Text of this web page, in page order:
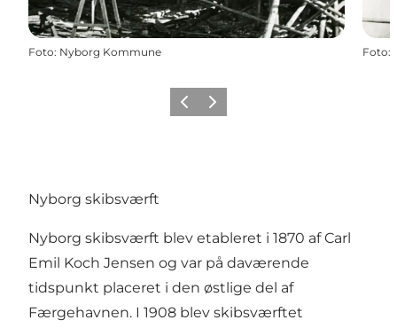
Foto: Nyborg Kommune Foto:
ForrigeNæste
Nyborg skibsværft
Nyborg skibsværft blev etableret i 1870 af Carl
Emil Koch Jensen og var på daværende
tidspunkt placeret i den østlige del af
Færgehavnen. I 1908 blev skibsværftet